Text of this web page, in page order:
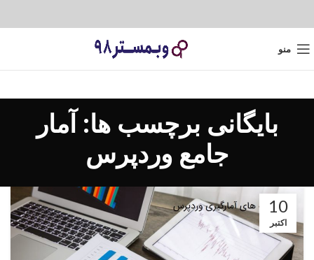
منو
بایگانی برچسب ها: آمار
جامع وردپرس
10
اکتبر